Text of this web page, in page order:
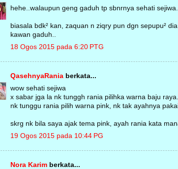
hehe..walaupun geng gaduh tp sbnrnya sehati sejiwa..
biasala bdk² kan, zaquan n ziqry pun dgn sepupu²
kawan gaduh..
18 Ogos 2015 pada 6:20 PTG
QasehnyaRania berkata...
wow sehati sejiwa
x sabar jga la nk tunggh rania pilihka warna baju raya.
nk tunggu rania pilih warna pink, nk tak ayahnya
skrg nk bila saya ajak tema pink, ayah rania kata
19 Ogos 2015 pada 10:44 PG
Nora Karim berkata...